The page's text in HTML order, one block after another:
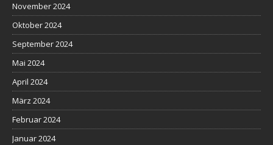
November 2024
Oktober 2024
September 2024
Mai 2024
April 2024
März 2024
Februar 2024
Januar 2024